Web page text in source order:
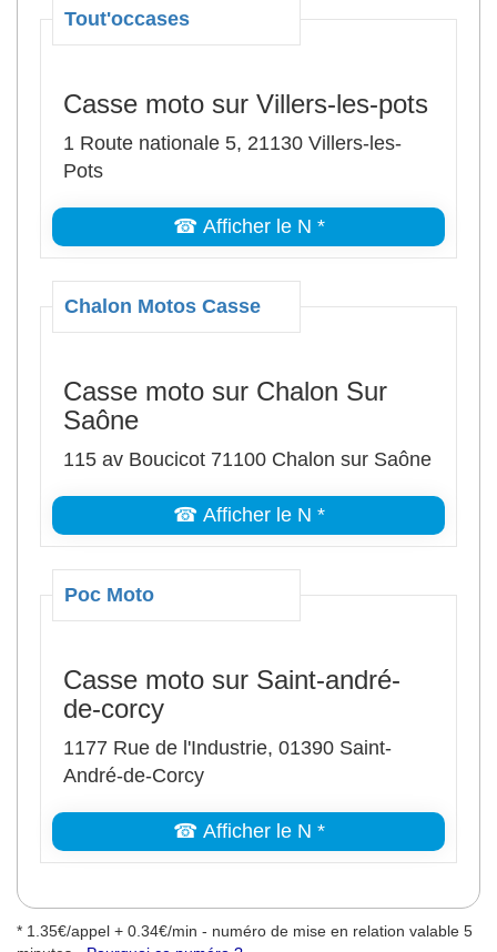
Tout'occases
Casse moto sur Villers-les-pots
1 Route nationale 5, 21130 Villers-les-
Pots
☎ Afficher le N *
Chalon Motos Casse
Casse moto sur Chalon Sur
Saône
115 av Boucicot 71100 Chalon sur Saône
☎ Afficher le N *
Poc Moto
Casse moto sur Saint-andré-
de-corcy
1177 Rue de l'Industrie, 01390 Saint-
André-de-Corcy
☎ Afficher le N *
* 1.35€/appel + 0.34€/min - numéro de mise en relation valable 5